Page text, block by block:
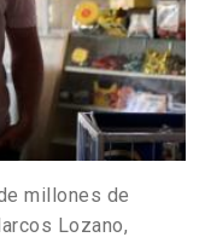
millones de
Lozano,